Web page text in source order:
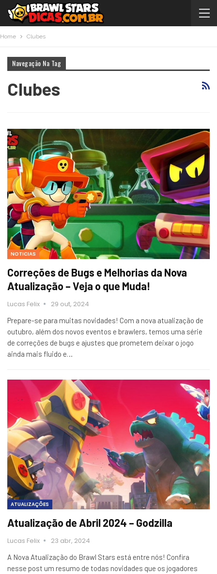
Home Clubes
Navegação Na Tag
Clubes
NOTICIAS
Correções de Bugs e Melhorias da Nova
Atualização – Veja o que Muda!
Lucas Felix 29 out, 2024
Prepare-se para muitas novidades! Com a nova atualização de
outubro, além dos novos eventos e brawlers, temos uma série
de correções de bugs e ajustes que prometem deixar o jogo
ainda mais fluido e…
ATUALIZAÇÕES
Atualização de Abril 2024 – Godzilla
Lucas Felix 23 abr, 2024
A Nova Atualização do Brawl Stars está entre nós! Confira
nesse post um resumo de todas novidades que os jogadores